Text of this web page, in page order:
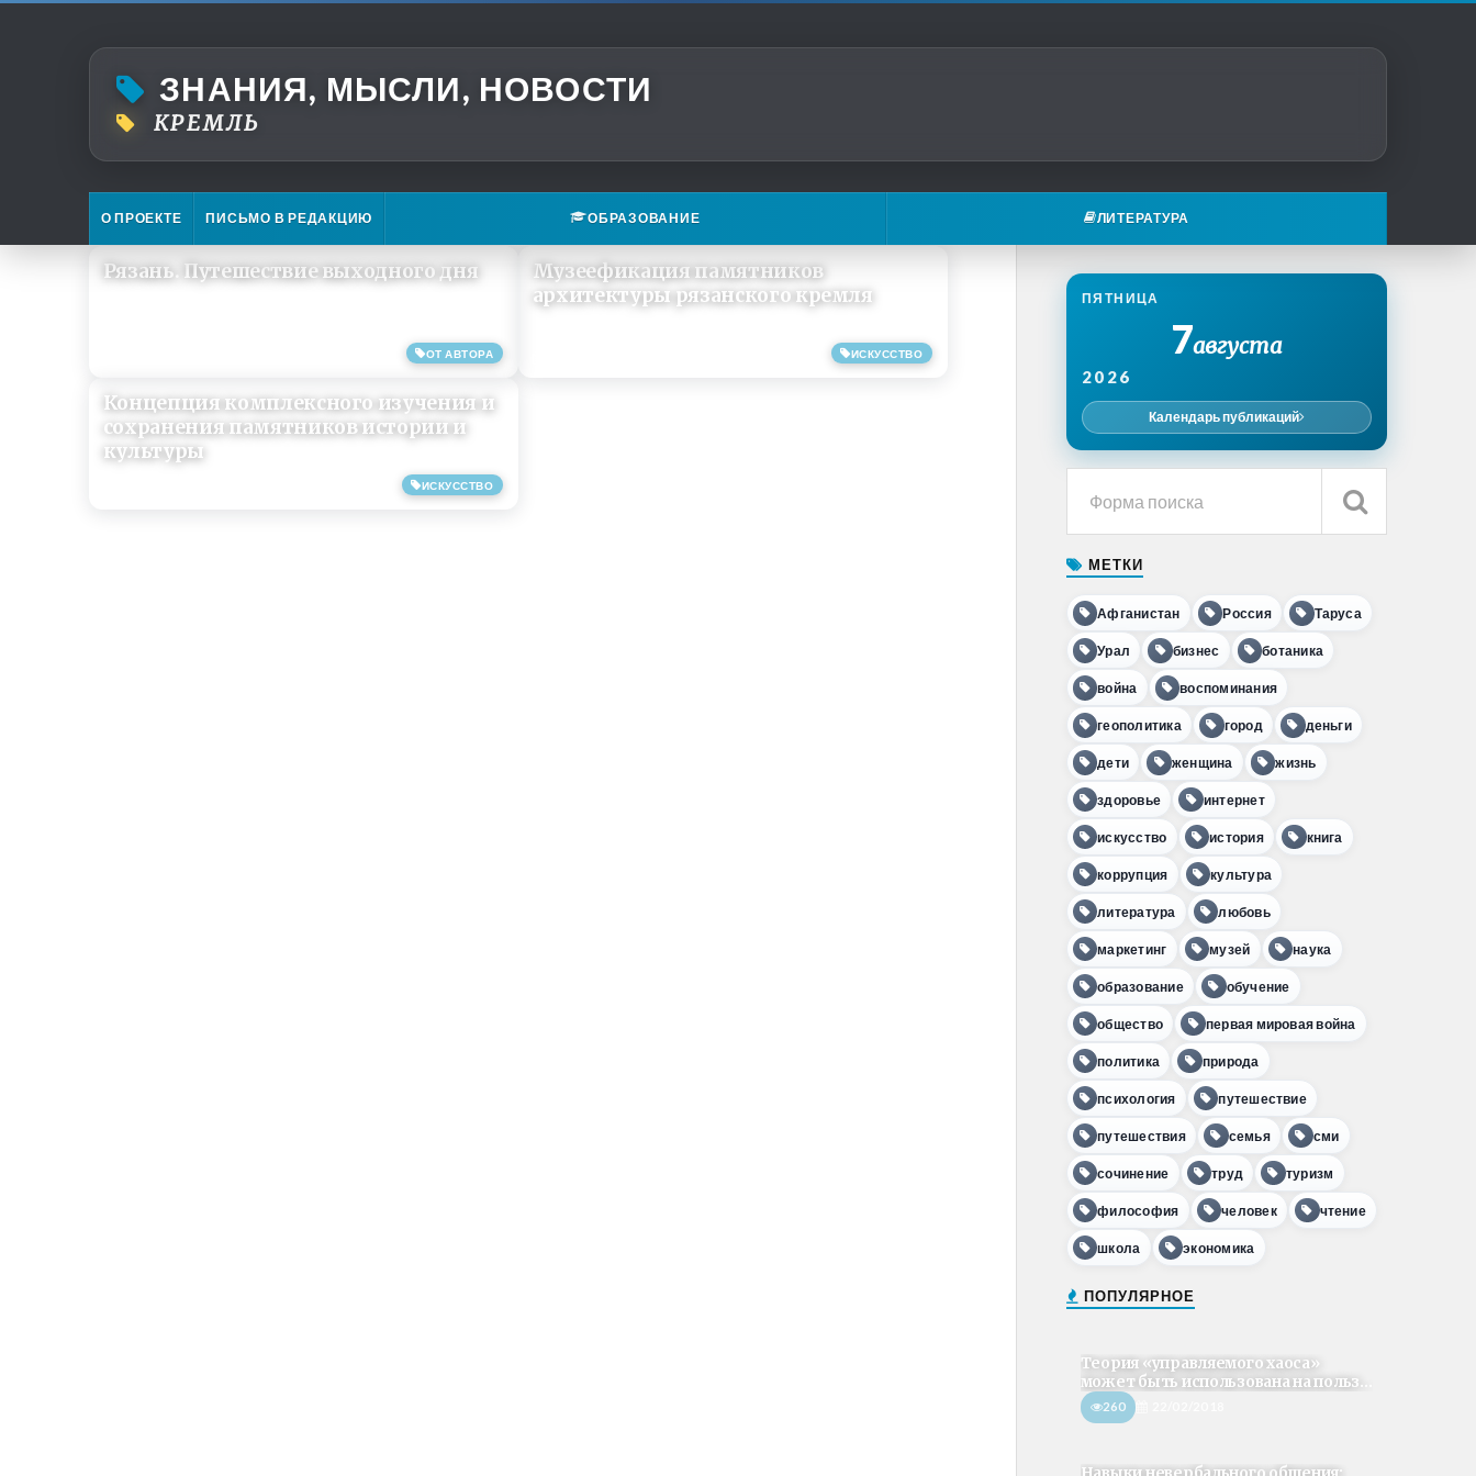
ЗНАНИЯ, МЫСЛИ, НОВОСТИ
КРЕМЛЬ
О ПРОЕКТЕ ПИСЬМО В РЕДАКЦИЮ ОБРАЗОВАНИЕ ЛИТЕРАТУРА
ОТ АВТОРА
Рязань. Путешествие выходного дня
ИСКУССТВО
Музеефикация памятников
архитектуры рязанского кремля
ИСКУССТВО
Концепция комплексного изучения и
сохранения памятников истории и
культуры
ПЯТНИЦА
7августа
2026
Календарь публикаций
МЕТКИ
Афганистан Россия Таруса
Урал бизнес ботаника
война воспоминания
геополитика город деньги
дети женщина жизнь
здоровье интернет
искусство история книга
коррупция культура
литература любовь
маркетинг музей наука
образование обучение
общество первая мировая война
политика природа
психология путешествие
путешествия семья сми
сочинение труд туризм
философия человек чтение
школа экономика
ПОПУЛЯРНОЕ
Теория «управляемого хаоса»
может быть использована на польз...
260